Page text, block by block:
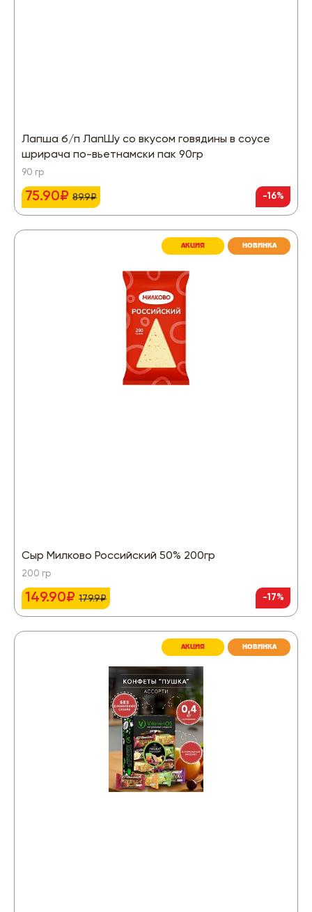
Лапша б/п ЛапШу со вкусом говядины в соусе
шрирача по-вьетнамски пак 90гр
90 гр
75.90₽ 89.9₽ -16%
Сыр Милково Российский 50% 200гр
200 гр
149.90₽ 179.9₽ -17%
АКЦИЯ НОВИНКА
АКЦИЯ НОВИНКА